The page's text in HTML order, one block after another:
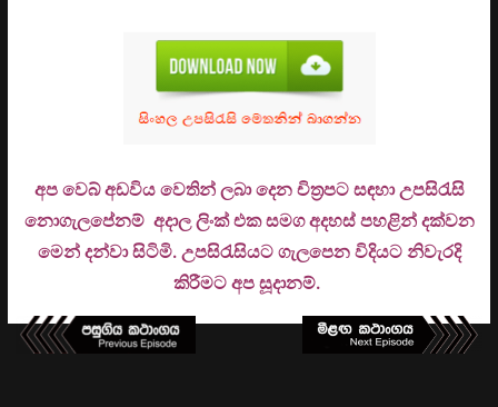
අප වෙබ් අඩවිය වෙතින් ලබා දෙන චිත්‍රපට සඳහා උපසිරැසි
නොගැලපේනම් අදාල ලිංක් එක සමග අදහස් පහළින් දක්වන
මෙන් දන්වා සිටිමි. උපසිරැසියට ගැලපෙන විදියට නිවැරදි
කිරීමට අප සූදානම්.